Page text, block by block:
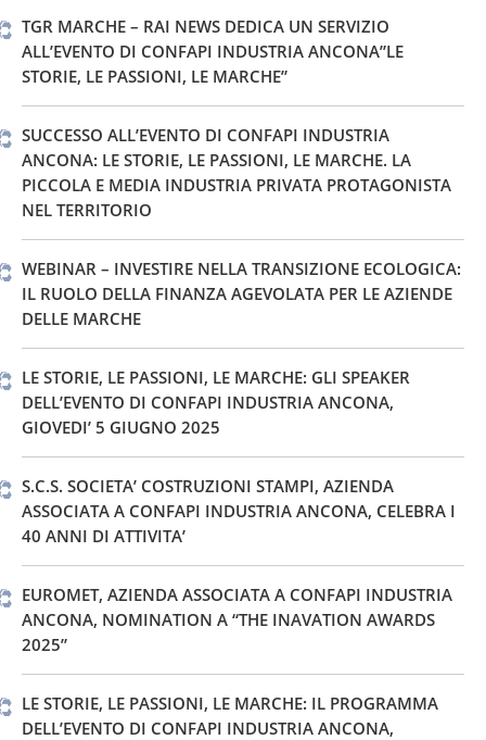
TGR MARCHE – RAI NEWS DEDICA UN SERVIZIO
ALL’EVENTO DI CONFAPI INDUSTRIA ANCONA”LE
STORIE, LE PASSIONI, LE MARCHE”
SUCCESSO ALL’EVENTO DI CONFAPI INDUSTRIA
ANCONA: LE STORIE, LE PASSIONI, LE MARCHE. LA
PICCOLA E MEDIA INDUSTRIA PRIVATA PROTAGONISTA
NEL TERRITORIO
WEBINAR – INVESTIRE NELLA TRANSIZIONE ECOLOGICA:
IL RUOLO DELLA FINANZA AGEVOLATA PER LE AZIENDE
DELLE MARCHE
LE STORIE, LE PASSIONI, LE MARCHE: GLI SPEAKER
DELL’EVENTO DI CONFAPI INDUSTRIA ANCONA,
GIOVEDI’ 5 GIUGNO 2025
S.C.S. SOCIETA’ COSTRUZIONI STAMPI, AZIENDA
ASSOCIATA A CONFAPI INDUSTRIA ANCONA, CELEBRA I
40 ANNI DI ATTIVITA’
EUROMET, AZIENDA ASSOCIATA A CONFAPI INDUSTRIA
ANCONA, NOMINATION A “THE INAVATION AWARDS
2025”
LE STORIE, LE PASSIONI, LE MARCHE: IL PROGRAMMA
DELL’EVENTO DI CONFAPI INDUSTRIA ANCONA,